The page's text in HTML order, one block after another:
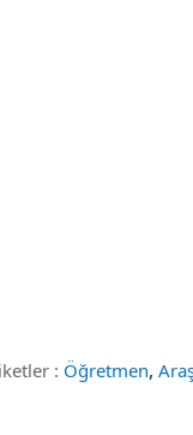
: Öğretmen,